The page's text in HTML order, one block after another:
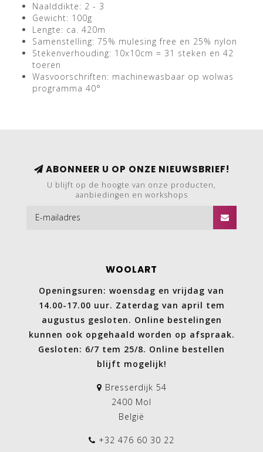
Naalddikte: 2 - 3
Gewicht: 100g
Lengte: ca. 420m
Samenstelling: 75% mulesing free en 25% nylon
Stekenverhouding: 10x10cm = 31 steken en 42
toeren
Wasvoorschriften: machinewasbaar op wolwas
programma 40°
ABONNEER U OP ONZE NIEUWSBRIEF!
U blijft op de hoogte van onze producten,
aanbiedingen en workshops
WOOLART
Openingsuren: woensdag en vrijdag van
14.00-17.00 uur. Zaterdag van april tem
augustus gesloten. Online bestelingen
kunnen ook opgehaald worden op afspraak.
Gesloten: 6/7 tem 25/8. Online bestellen
blijft mogelijk!
Bresserdijk 54
2400 Mol
België
+32 476 60 30 22